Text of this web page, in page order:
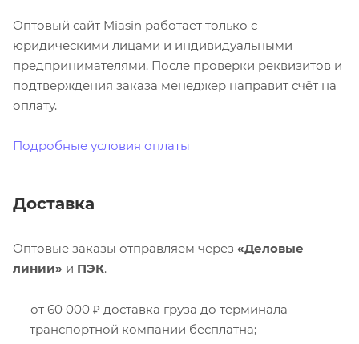
Оптовый сайт Miasin работает только с
юридическими лицами и индивидуальными
предпринимателями. После проверки реквизитов и
подтверждения заказа менеджер направит счёт на
оплату.
Подробные условия оплаты
Доставка
Оптовые заказы отправляем через «Деловые
линии» и ПЭК.
от 60 000 ₽ доставка груза до терминала
транспортной компании бесплатна;